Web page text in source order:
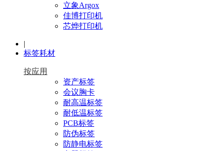
立象Argox
佳博打印机
芯烨打印机
|
标签耗材
按应用
资产标签
会议胸卡
耐高温标签
耐低温标签
PCB标签
防伪标签
防静电标签